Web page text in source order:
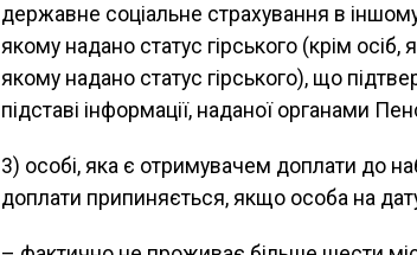
державне соціальне страхування в
якому надано статус гірського (крім
якому надано статус гірського), що
підставі інформації, наданої органами
3) особі, яка є отримувачем доплати до
доплати припиняється, якщо особа на